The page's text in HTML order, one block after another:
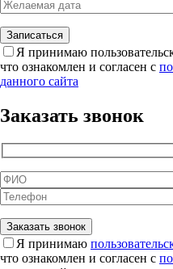
Я принимаю
что ознакомлен и согласен с
данного сайта
Заказать звонок
Я принимаю
что ознакомлен и согласен с